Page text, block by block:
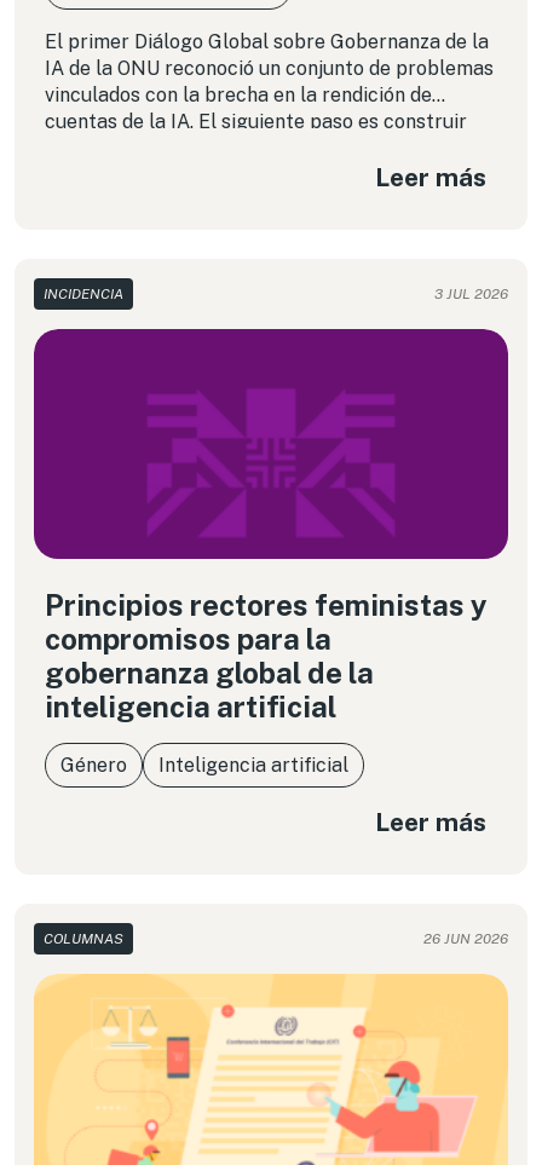
El primer Diálogo Global sobre Gobernanza de la
IA de la ONU reconoció un conjunto de problemas
vinculados con la brecha en la rendición de
cuentas de la IA. El siguiente paso es construir
Leer más
INCIDENCIA 3 JUL 2026
Principios rectores feministas y
compromisos para la
gobernanza global de la
inteligencia artificial
Género Inteligencia artificial
Leer más
COLUMNAS 26 JUN 2026